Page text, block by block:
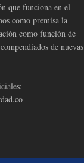
que funciona en el
como premisa la
como función de
de nuevas